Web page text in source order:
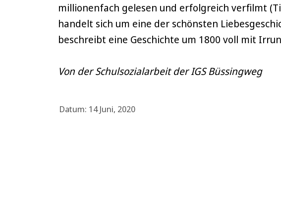
millionenfach gelesen und erfolgreich verfilmt
handelt sich um eine der schönsten
beschreibt eine Geschichte um 1800 voll mit
Von der Schulsozialarbeit der IGS Büssingweg
Datum: 14 Juni, 2020